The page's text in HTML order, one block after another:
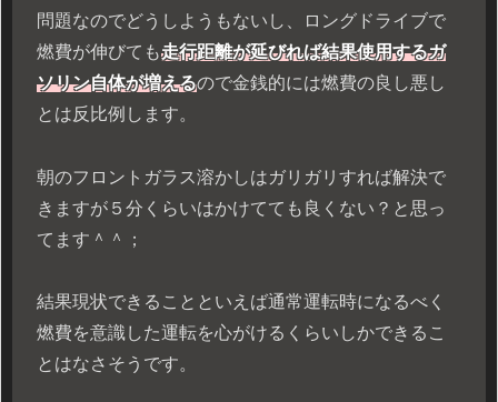
問題なのでどうしようもないし、ロングドライブで
燃費が伸びても走行距離が延びれば結果使用するガ
ソリン自体が増えるので金銭的には燃費の良し悪し
とは反比例します。
朝のフロントガラス溶かしはガリガリすれば解決で
きますが５分くらいはかけてても良くない？と思っ
てます＾＾；
結果現状できることといえば通常運転時になるべく
燃費を意識した運転を心がけるくらいしかできるこ
とはなさそうです。